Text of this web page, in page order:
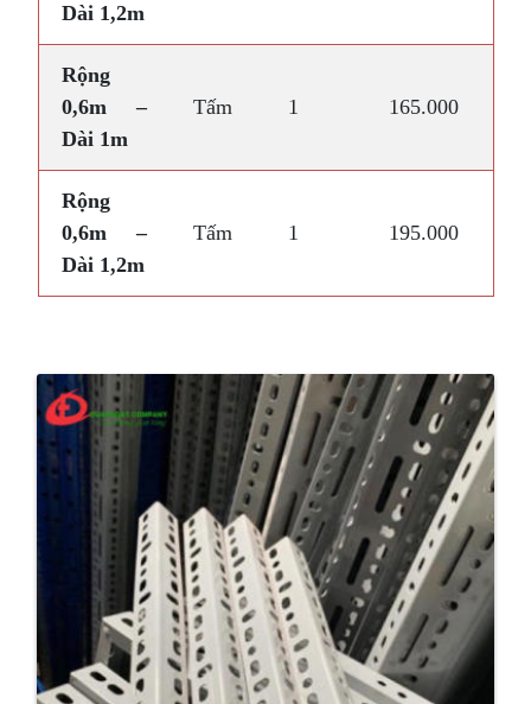
Dài 1,2m
Rộng
0,6m –
Dài 1m
Tấm 1 165.000
Rộng
0,6m –
Dài 1,2m
Tấm 1 195.000